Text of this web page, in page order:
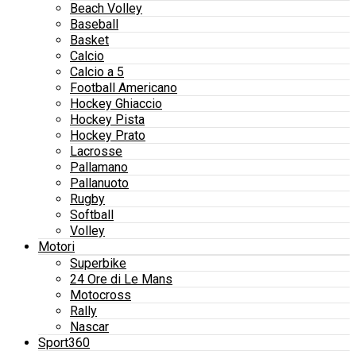
Beach Volley
Baseball
Basket
Calcio
Calcio a 5
Football Americano
Hockey Ghiaccio
Hockey Pista
Hockey Prato
Lacrosse
Pallamano
Pallanuoto
Rugby
Softball
Volley
Motori
Superbike
24 Ore di Le Mans
Motocross
Rally
Nascar
Sport360